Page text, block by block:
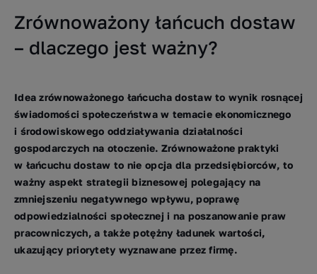
Zrównoważony łańcuch dostaw
– dlaczego jest ważny?
Idea zrównoważonego łańcucha dostaw to wynik rosnącej
świadomości społeczeństwa w temacie ekonomicznego
i środowiskowego oddziaływania działalności
gospodarczych na otoczenie. Zrównoważone praktyki
w łańcuchu dostaw to nie opcja dla przedsiębiorców, to
ważny aspekt strategii biznesowej polegający na
zmniejszeniu negatywnego wpływu, poprawę
odpowiedzialności społecznej i na poszanowanie praw
pracowniczych, a także potężny ładunek wartości,
ukazujący priorytety wyznawane przez firmę.